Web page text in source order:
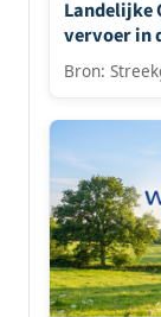
Landelijke
vervoer in
Bron: